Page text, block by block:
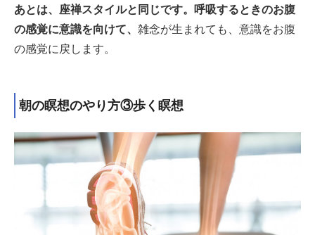
あとは、座禅スタイルと同じです。呼吸するときのお腹
の感覚に意識を向けて、 雑念が生まれても、意識をお腹
の感覚に戻します。
朝の瞑想のやり方③歩く瞑想